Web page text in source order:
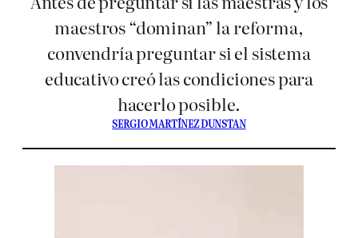
maestros “dominan” la reforma,
convendría preguntar si el sistema
educativo creó las condiciones para
hacerlo posible.
SERGIO MARTÍNEZ DUNSTAN